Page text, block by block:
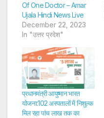
Of One Doctor – Amar
Ujala Hindi News Live
December 22, 2023
In "उत्तर प्रदेश"
प्रधानमंत्री आयुष्मान भारत
योजना:102 अस्पतालों में निशुल्क
मिल रहा पांच लाख तक का